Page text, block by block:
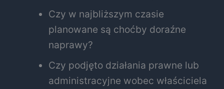
Czy w najbliższym czasie
planowane są choćby doraźne
naprawy?
Czy podjęto działania prawne lub
administracyjne wobec właściciela